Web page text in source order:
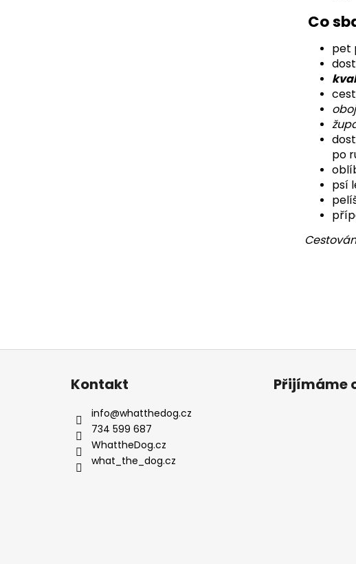
Co
pet
po
psí
Z
Kontakt
info@whatthedog.cz
734 599 687
WhattheDog.cz
what_the_dog.cz
Přijímáme